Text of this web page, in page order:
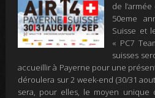
de
50eme
Suisse et
« PC7
suisses
accueillir à Payerne pour une
déroulera sur 2 week-end (30/31
sera, pour elles, le moyen unique